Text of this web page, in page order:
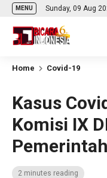
MENU Sunday, 09 Aug
Home Covid-19
Kasus
Komisi IX
2 minutes reading